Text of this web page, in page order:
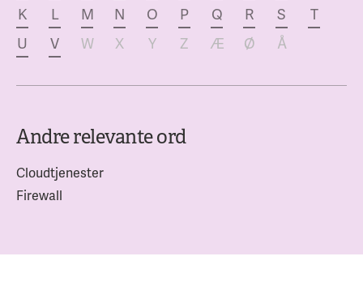
K
L M N O P Q R S
T
U
V W X Y Z Æ Ø Å
Andre relevante ord
Cloudtjenester
Firewall